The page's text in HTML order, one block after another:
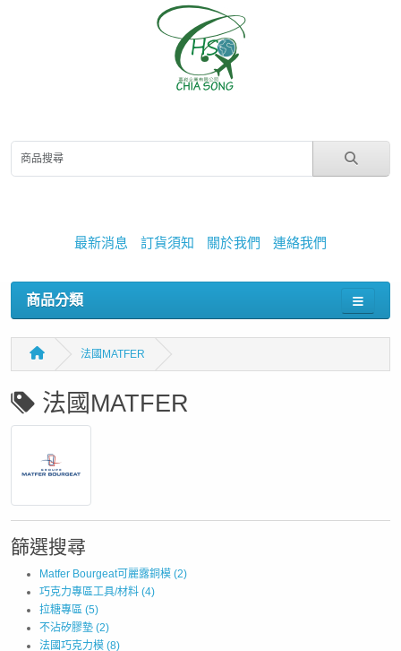
最新消息 訂貨須知 關於我們 連絡我們
商品分類
法國MATFER
法國MATFER
篩選搜尋
Matfer Bourgeat可麗露銅模 (2)
巧克力專區工具/材料 (4)
拉糖專區 (5)
不沾矽膠墊 (2)
法國巧克力模 (8)